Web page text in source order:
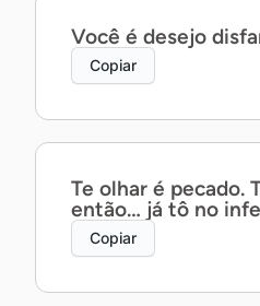
Você é desejo
Copiar
Te olhar é pecado.
então… já tô no
Copiar